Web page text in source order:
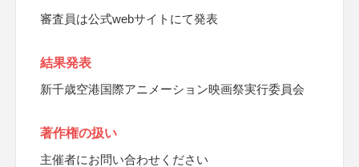
審査員は公式webサイトにて発表
結果発表
新千歳空港国際アニメーション映画祭実行委員会
著作権の扱い
主催者にお問い合わせください